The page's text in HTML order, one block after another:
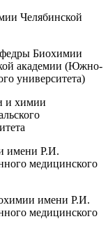
Челябинской
Биохимии
академии (Южно-
университета)
и химии
имени Р.И.
медицинского
имени Р.И.
медицинского